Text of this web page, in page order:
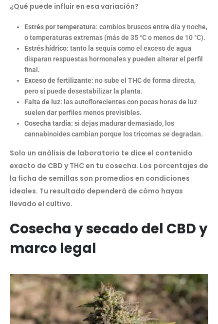
¿Qué puede influir en esa variación?
Estrés por temperatura: cambios bruscos entre día y noche,
o temperaturas extremas (más de 35 °C o menos de 10 °C).
Estrés hídrico: tanto la sequía como el exceso de agua
disparan respuestas hormonales y pueden alterar el perfil
final.
Exceso de fertilizante: no sube el THC de forma directa,
pero sí puede desestabilizar la planta.
Falta de luz: las autoflorecientes con pocas horas de luz
suelen dar perfiles menos previsibles.
Cosecha tardía: si dejas madurar demasiado, los
cannabinoides cambian porque los tricomas se degradan.
Solo un análisis de laboratorio te dice el contenido
exacto de CBD y THC en tu cosecha. Los porcentajes de
la ficha de semillas son promedios en condiciones
ideales. Tu resultado dependerá de cómo hayas
llevado el cultivo.
Cosecha y secado del CBD y
marco legal